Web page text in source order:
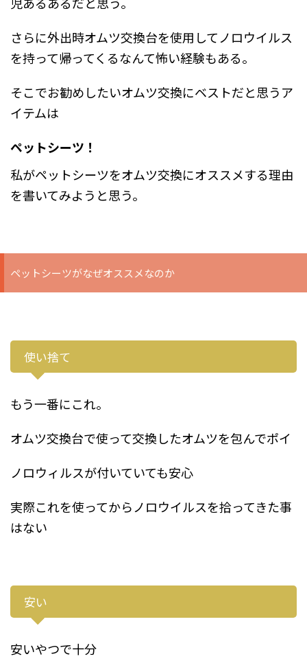
さらに外出時オムツ交換台を使用してノロウイルス
を持って帰ってくるなんて怖い経験もある。
そこでお勧めしたいオムツ交換にベストだと思うア
イテムは
ペットシーツ！
私がペットシーツをオムツ交換にオススメする理由
を書いてみようと思う。
ペットシーツがなぜオススメなのか
使い捨て
もう一番にこれ。
オムツ交換台で使って交換したオムツを包んでポイ
ノロウィルスが付いていても安心
実際これを使ってからノロウイルスを拾ってきた事
はない
安い
安いやつで十分